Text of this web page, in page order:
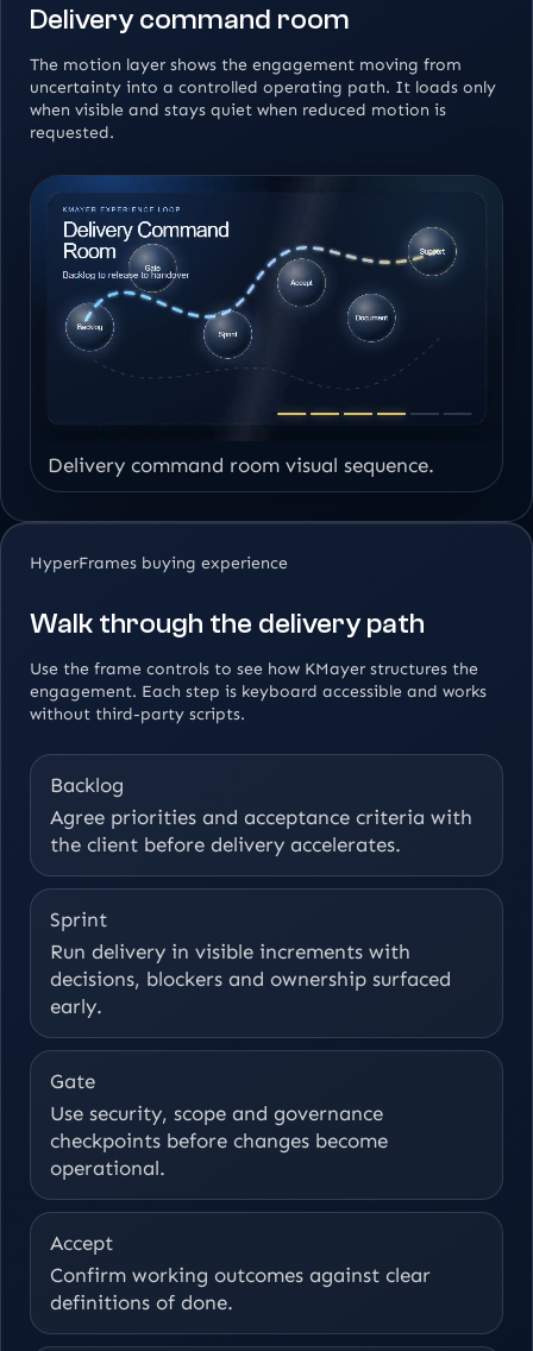
Delivery command room
The motion layer shows the engagement moving from
uncertainty into a controlled operating path. It loads only
when visible and stays quiet when reduced motion is
requested.
Delivery command room visual sequence.
HyperFrames buying experience
Walk through the delivery path
Use the frame controls to see how KMayer structures the
engagement. Each step is keyboard accessible and works
without third-party scripts.
Backlog
Agree priorities and acceptance criteria with
the client before delivery accelerates.
Sprint
Run delivery in visible increments with
decisions, blockers and ownership surfaced
early.
Gate
Use security, scope and governance
checkpoints before changes become
operational.
Accept
Confirm working outcomes against clear
definitions of done.